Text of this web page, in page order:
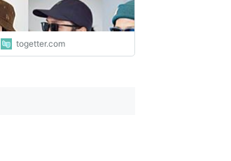
togetter.com